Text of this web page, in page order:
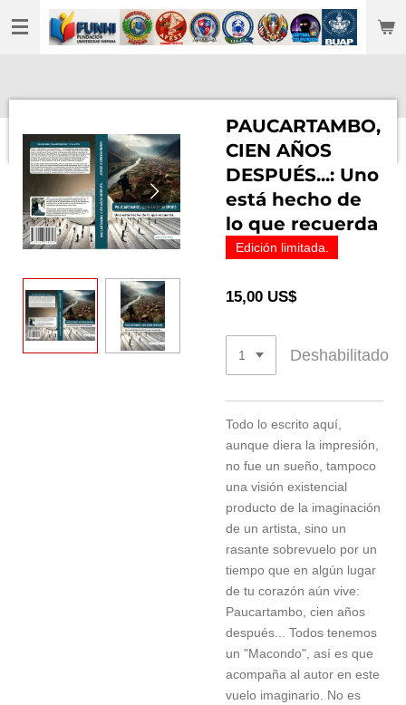
Ir
al
PAUCARTAMBO,
CIEN AÑOS
DESPUÉS...: Uno
está hecho de
lo que recuerda
Edición limitada.
15,00 US$
Deshabilitado
Todo lo escrito aquí,
aunque diera la impresión,
no fue un sueño, tampoco
una visión existencial
producto de la imaginación
de un artista, sino un
rasante sobrevuelo por un
tiempo que en algún lugar
de tu corazón aún vive:
Paucartambo, cien años
después... Todos tenemos
un "Macondo", así es que
acompaña al autor en este
vuelo imaginario. No es